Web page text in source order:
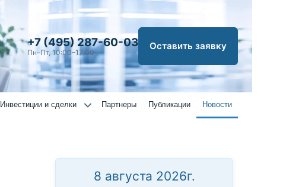
+7 (495) 287-60-03
Пн–Пт, 10:00–17:00
Оставить заявку
Инвестиции и сделки Партнеры Публикации Новости
8 августа 2026г.